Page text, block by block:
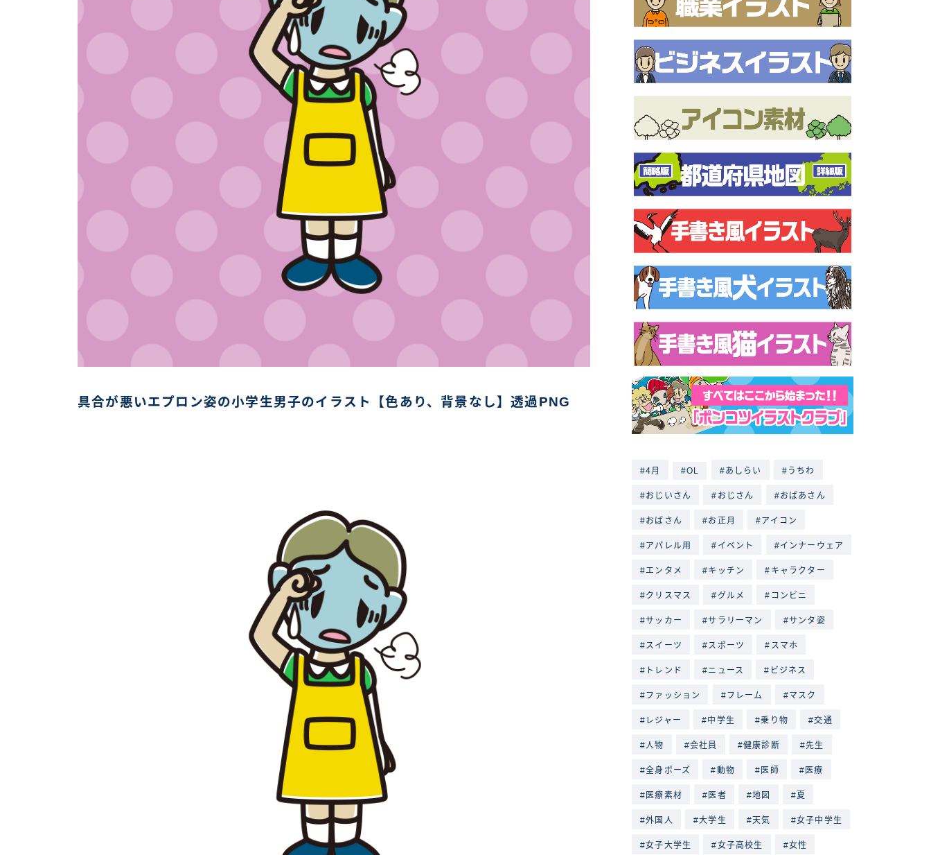
具合が悪いエプロン姿の小学生男子のイラスト【色あり、背景なし】透過PNG
4月 OL あしらい うちわ
おじいさん おじさん おばあさん
おばさん お正月 アイコン
アパレル用 イベント インナーウェア
エンタメ キッチン キャラクター
クリスマス グルメ コンビニ
サッカー サラリーマン サンタ姿
スイーツ スポーツ スマホ
トレンド ニュース ビジネス
ファッション フレーム マスク
レジャー 中学生 乗り物 交通
人物 会社員 健康診断 先生
全身ポーズ 動物 医師 医療
医療素材 医者 地図 夏
外国人 大学生 天気 女子中学生
女子大学生 女子高校生 女性